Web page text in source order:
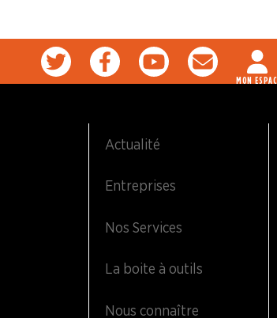
MON
Actualité
Entreprises
Nos Services
La boite à outils
Nous connaître